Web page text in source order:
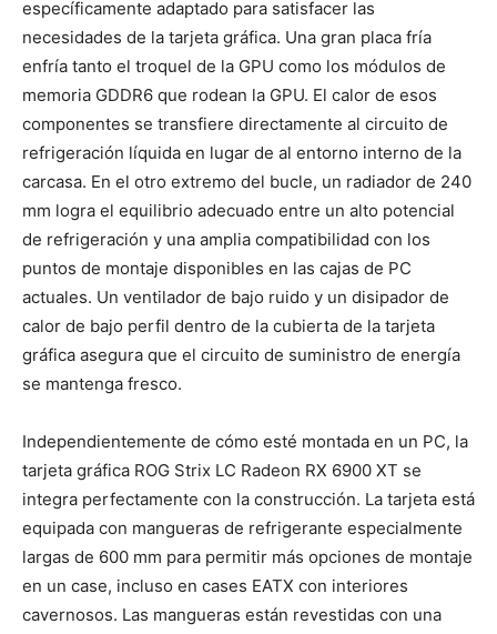
específicamente adaptado para satisfacer las
necesidades de la tarjeta gráfica. Una gran placa fría
enfría tanto el troquel de la GPU como los módulos de
memoria GDDR6 que rodean la GPU. El calor de esos
componentes se transfiere directamente al circuito de
refrigeración líquida en lugar de al entorno interno de la
carcasa. En el otro extremo del bucle, un radiador de 240
mm logra el equilibrio adecuado entre un alto potencial
de refrigeración y una amplia compatibilidad con los
puntos de montaje disponibles en las cajas de PC
actuales. Un ventilador de bajo ruido y un disipador de
calor de bajo perfil dentro de la cubierta de la tarjeta
gráfica asegura que el circuito de suministro de energía
se mantenga fresco.
Independientemente de cómo esté montada en un PC, la
tarjeta gráfica ROG Strix LC Radeon RX 6900 XT se
integra perfectamente con la construcción. La tarjeta está
equipada con mangueras de refrigerante especialmente
largas de 600 mm para permitir más opciones de montaje
en un case, incluso en cases EATX con interiores
cavernosos. Las mangueras están revestidas con una